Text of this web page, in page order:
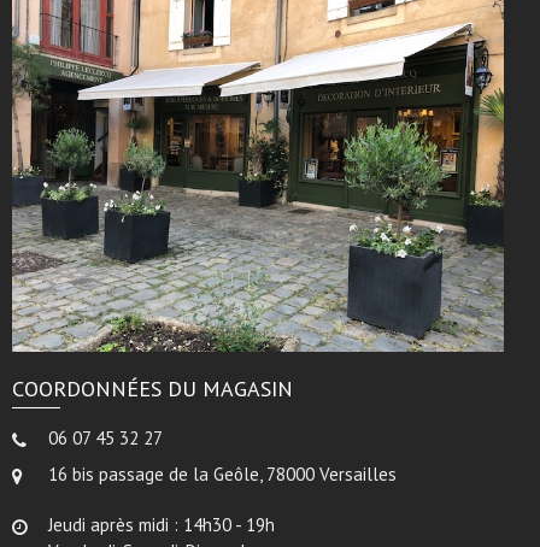
COORDONNÉES DU MAGASIN
06 07 45 32 27
16 bis passage de la Geôle, 78000 Versailles
Jeudi après midi : 14h30 - 19h